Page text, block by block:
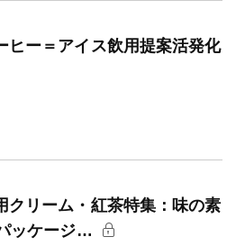
ヒー＝アイス飲用提案活発化
クリーム・紅茶特集：味の素
ッケージ…